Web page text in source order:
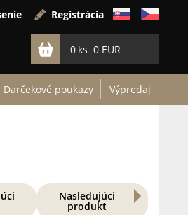
Registrácia
0 0 EUR
Darčekové poukazy Výpredaj
Nasledujúci
produkt